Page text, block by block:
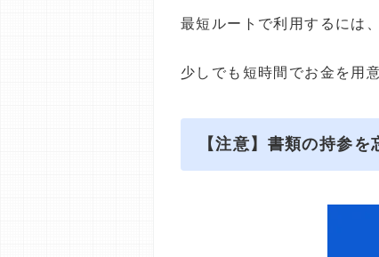
最短ルートで利用するには
少しでも短時間でお金を用
【注意】書類の持参を